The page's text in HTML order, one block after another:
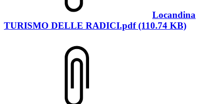
Locandina
TURISMO DELLE RADICI.pdf (110.74 KB)